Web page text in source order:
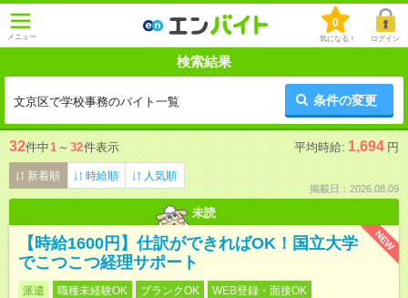
メニュー
0
気になる！ ログイン
検索結果
文京区で学校事務のバイト一覧 条件の変更
32件中1 ～ 32件表示 平均時給: 1,694 円
新着順 時給順 人気順
掲載日：2026.08.09
未読
NEW
【時給1600円】仕訳ができればOK！国立大学
でこつこつ経理サポート
派遣 職種未経験OK ブランクOK WEB登録・面接OK